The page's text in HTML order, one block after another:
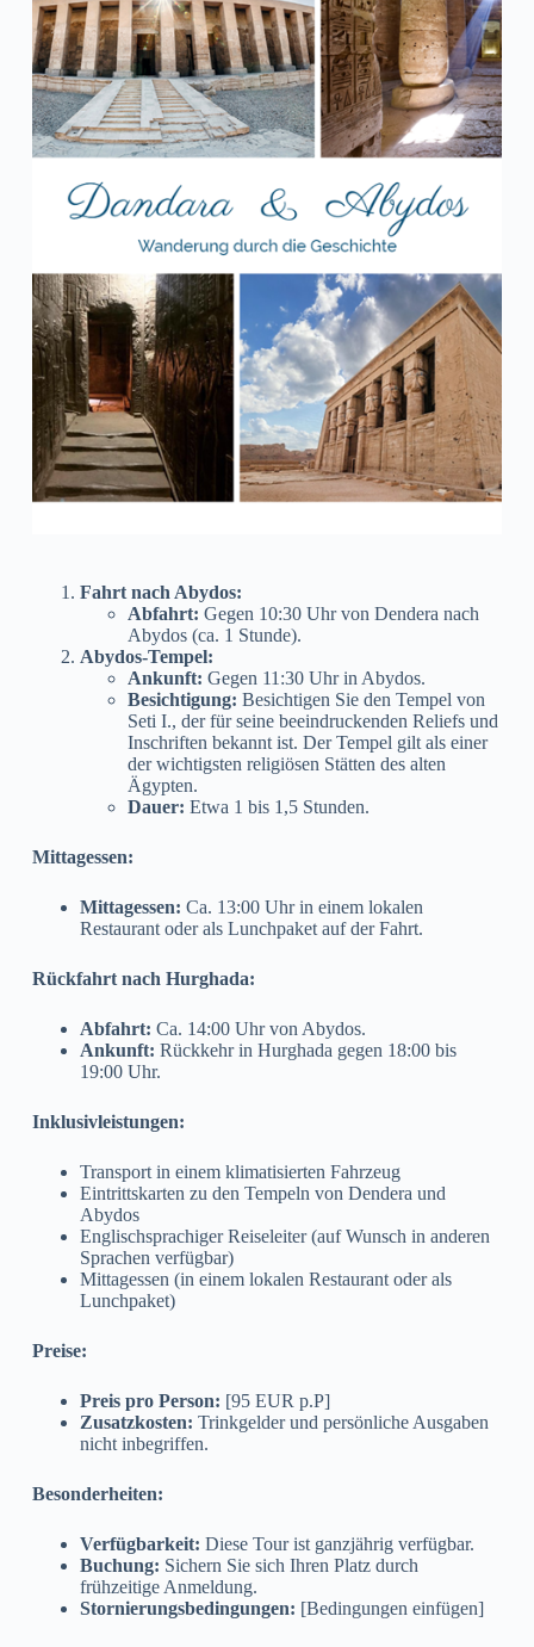
Fahrt nach Abydos:
Abfahrt: Gegen 10:30 Uhr von Dendera nach
Abydos (ca. 1 Stunde).
Abydos-Tempel:
Ankunft: Gegen 11:30 Uhr in Abydos.
Besichtigung: Besichtigen Sie den Tempel von
Seti I., der für seine beeindruckenden Reliefs und
Inschriften bekannt ist. Der Tempel gilt als einer
der wichtigsten religiösen Stätten des alten
Ägypten.
Dauer: Etwa 1 bis 1,5 Stunden.
Mittagessen:
Mittagessen: Ca. 13:00 Uhr in einem lokalen
Restaurant oder als Lunchpaket auf der Fahrt.
Rückfahrt nach Hurghada:
Abfahrt: Ca. 14:00 Uhr von Abydos.
Ankunft: Rückkehr in Hurghada gegen 18:00 bis
19:00 Uhr.
Inklusivleistungen:
Transport in einem klimatisierten Fahrzeug
Eintrittskarten zu den Tempeln von Dendera und
Abydos
Englischsprachiger Reiseleiter (auf Wunsch in anderen
Sprachen verfügbar)
Mittagessen (in einem lokalen Restaurant oder als
Lunchpaket)
Preise:
Preis pro Person: [95 EUR p.P]
Zusatzkosten: Trinkgelder und persönliche Ausgaben
nicht inbegriffen.
Besonderheiten:
Verfügbarkeit: Diese Tour ist ganzjährig verfügbar.
Buchung: Sichern Sie sich Ihren Platz durch
frühzeitige Anmeldung.
Stornierungsbedingungen: [Bedingungen einfügen]